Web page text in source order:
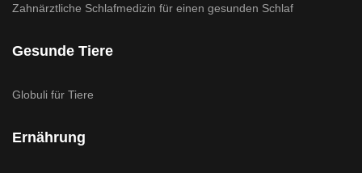
Zahnärztliche Schlafmedizin für einen gesunden Schlaf
Gesunde Tiere
Globuli für Tiere
Ernährung